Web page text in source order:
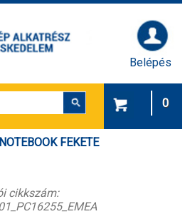
Belépés
0
FEKETE
cikkszám: